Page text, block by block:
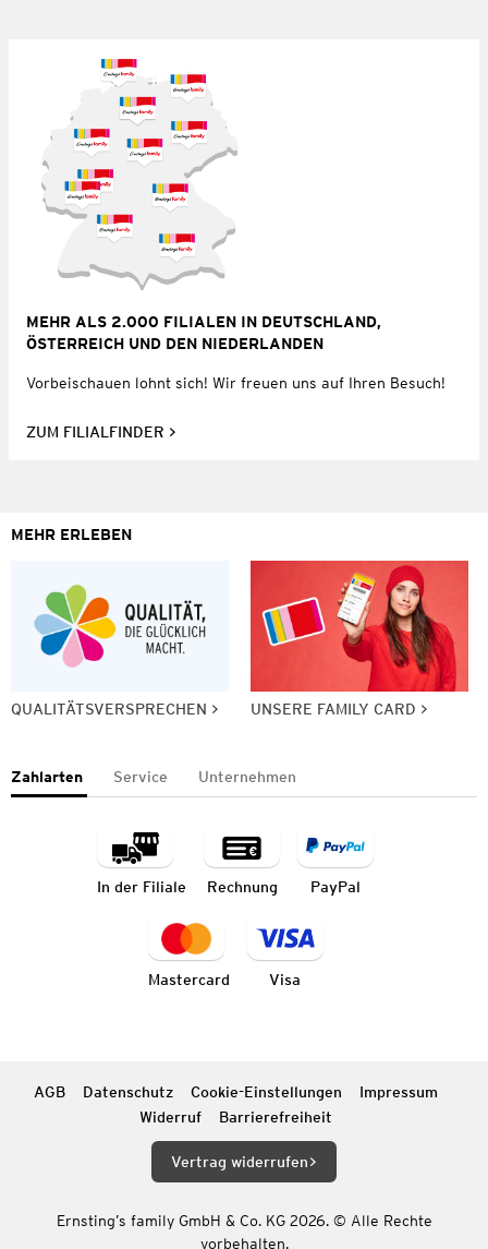
MEHR ALS 2.000 FILIALEN IN DEUTSCHLAND,
ÖSTERREICH UND DEN NIEDERLANDEN
Vorbeischauen lohnt sich! Wir freuen uns auf Ihren Besuch!
ZUM FILIALFINDER
MEHR ERLEBEN
QUALITÄTSVERSPRECHEN UNSERE FAMILY CARD
Zahlarten Service Unternehmen
In der Filiale Rechnung PayPal
Mastercard Visa
AGB Datenschutz Cookie-Einstellungen
Impressum
Widerruf
Barrierefreiheit
Vertrag widerrufen
Ernsting’s family GmbH & Co. KG 2026. © Alle Rechte
vorbehalten.